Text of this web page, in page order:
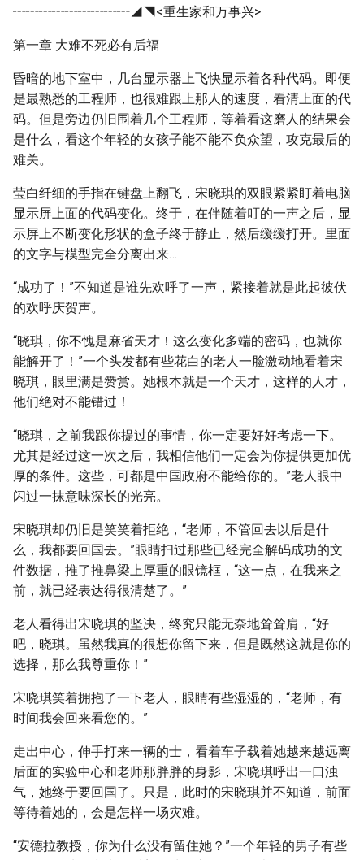
┄┄┄┄┄┄┄┄┄◢◥<重生家和万事兴>
第一章 大难不死必有后福
昏暗的地下室中，几台显示器上飞快显示着各种代码。即便
是最熟悉的工程师，也很难跟上那人的速度，看清上面的代
码。但是旁边仍旧围着几个工程师，等着看这磨人的结果会
是什么，看这个年轻的女孩子能不能不负众望，攻克最后的
难关。
莹白纤细的手指在键盘上翻飞，宋晓琪的双眼紧紧盯着电脑
显示屏上面的代码变化。终于，在伴随着叮的一声之后，显
示屏上不断变化形状的盒子终于静止，然后缓缓打开。里面
的文字与模型完全分离出来…
“成功了！”不知道是谁先欢呼了一声，紧接着就是此起彼伏
的欢呼庆贺声。
“晓琪，你不愧是麻省天才！这么变化多端的密码，也就你
能解开了！”一个头发都有些花白的老人一脸激动地看着宋
晓琪，眼里满是赞赏。她根本就是一个天才，这样的人才，
他们绝对不能错过！
“晓琪，之前我跟你提过的事情，你一定要好好考虑一下。
尤其是经过这一次之后，我相信他们一定会为你提供更加优
厚的条件。这些，可都是中国政府不能给你的。”老人眼中
闪过一抹意味深长的光亮。
宋晓琪却仍旧是笑笑着拒绝，“老师，不管回去以后是什
么，我都要回国去。”眼睛扫过那些已经完全解码成功的文
件数据，推了推鼻梁上厚重的眼镜框，“这一点，在我来之
前，就已经表达得很清楚了。”
老人看得出宋晓琪的坚决，终究只能无奈地耸耸肩，“好
吧，晓琪。虽然我真的很想你留下来，但是既然这就是你的
选择，那么我尊重你！”
宋晓琪笑着拥抱了一下老人，眼睛有些湿湿的，“老师，有
时间我会回来看您的。”
走出中心，伸手打来一辆的士，看着车子载着她越来越远离
后面的实验中心和老师那胖胖的身影，宋晓琪呼出一口浊
气，她终于要回国了。只是，此时的宋晓琪并不知道，前面
等待着她的，会是怎样一场灾难。
“安德拉教授，你为什么没有留住她？”一个年轻的男子有些